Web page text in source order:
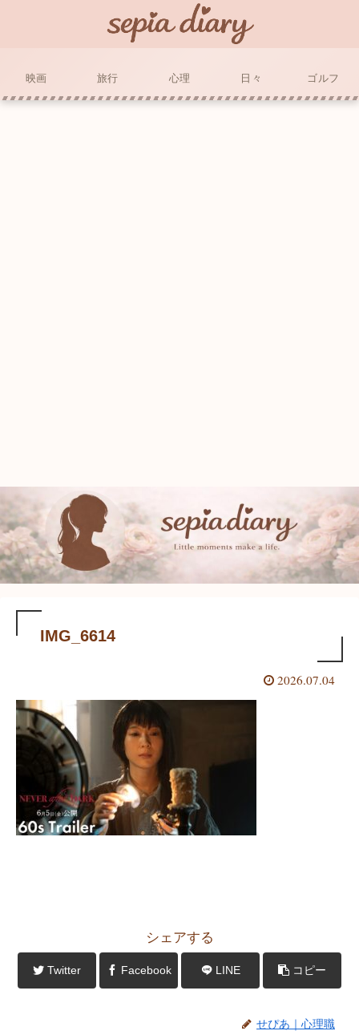
映画 旅行 心理 日々 ゴルフ
IMG_6614
2026.07.04
シェアする
Twitter Facebook LINE コピー
せぴあ｜心理職